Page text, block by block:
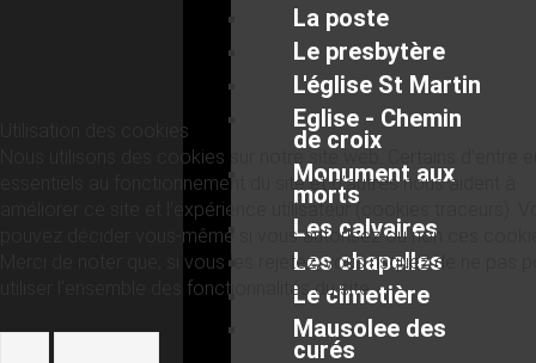
La poste
Le presbytère
L'église St Martin
Eglise - Chemin
de croix
Monument aux
morts
Les calvaires
Les chapelles
Le cimetière
Mausolee des
curés
Utilisation des cookies
Nous utilisons des cookies sur notre site web. Certains d’entre
essentiels au fonctionnement du site et d’autres nous aident à
améliorer ce site et l’expérience utilisateur (cookies traceurs).
pouvez décider vous-même si vous autorisez ou non ces
Merci de noter que, si vous les rejetez, vous risquez de ne pas
utiliser l’ensemble des fonctionnalités du site.